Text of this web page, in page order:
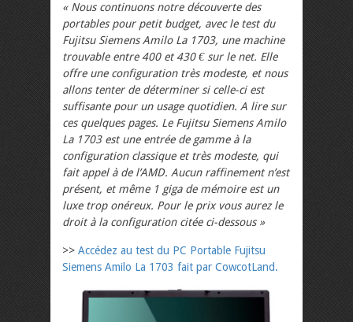
« Nous continuons notre découverte des
portables pour petit budget, avec le test du
Fujitsu Siemens Amilo La 1703, une machine
trouvable entre 400 et 430 € sur le net. Elle
offre une configuration très modeste, et nous
allons tenter de déterminer si celle-ci est
suffisante pour un usage quotidien. A lire sur
ces quelques pages. Le Fujitsu Siemens Amilo
La 1703 est une entrée de gamme à la
configuration classique et très modeste, qui
fait appel à de l’AMD. Aucun raffinement n’est
présent, et même 1 giga de mémoire est un
luxe trop onéreux. Pour le prix vous aurez le
droit à la configuration citée ci-dessous »
>> Accédez au test du PC Portable Fujitsu
Siemens Amilo La 1703 fait par CowcotLand.